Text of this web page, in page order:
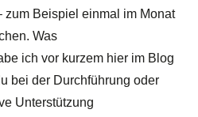
zum Beispiel einmal im Monat
Was
ich vor kurzem hier im Blog
bei der Durchführung oder
Unterstützung